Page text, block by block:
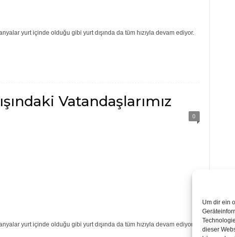
Um dir ein
dieser
yurt içinde olduğu gibi yurt dışında da tüm hızıyla devam ediyor.
Vatandaşlarımız
0
yurt içinde olduğu gibi yurt dışında da tüm hızıyla devam ediyor.